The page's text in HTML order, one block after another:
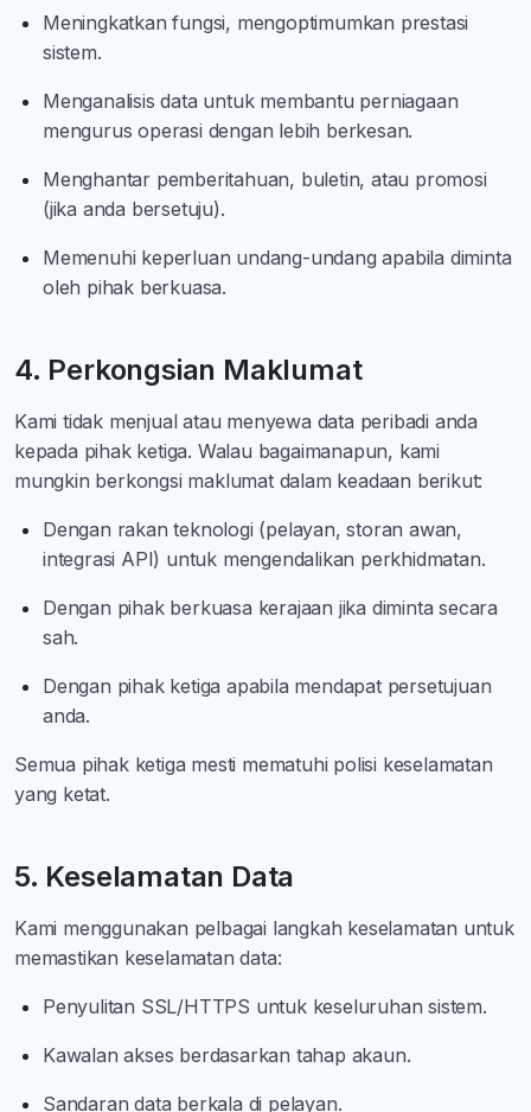
Meningkatkan fungsi, mengoptimumkan prestasi
sistem.
Menganalisis data untuk membantu perniagaan
mengurus operasi dengan lebih berkesan.
Menghantar pemberitahuan, buletin, atau promosi
(jika anda bersetuju).
Memenuhi keperluan undang-undang apabila diminta
oleh pihak berkuasa.
4. Perkongsian Maklumat
Kami tidak menjual atau menyewa data peribadi anda
kepada pihak ketiga. Walau bagaimanapun, kami
mungkin berkongsi maklumat dalam keadaan berikut:
Dengan rakan teknologi (pelayan, storan awan,
integrasi API) untuk mengendalikan perkhidmatan.
Dengan pihak berkuasa kerajaan jika diminta secara
sah.
Dengan pihak ketiga apabila mendapat persetujuan
anda.
Semua pihak ketiga mesti mematuhi polisi keselamatan
yang ketat.
5. Keselamatan Data
Kami menggunakan pelbagai langkah keselamatan untuk
memastikan keselamatan data:
Penyulitan SSL/HTTPS untuk keseluruhan sistem.
Kawalan akses berdasarkan tahap akaun.
Sandaran data berkala di pelayan.